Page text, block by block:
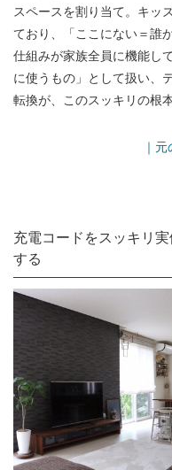
スペースを割り当て。キッ
ており、「ここにない＝誰
仕組みが家族全員に機能し
に使うもの」として扱い、
転換が、このスッキリの根
｜
充電コードをスッキリ
する